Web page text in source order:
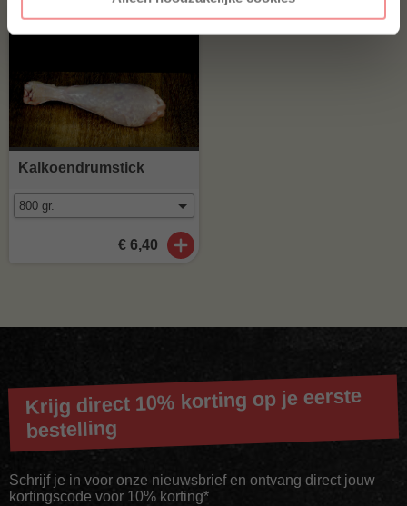
Kalkoendrumstick
€ 6,40
Krijg direct 10% korting op je eerste
bestelling
Schrijf je in voor onze nieuwsbrief en ontvang direct jouw
kortingscode voor 10% korting*